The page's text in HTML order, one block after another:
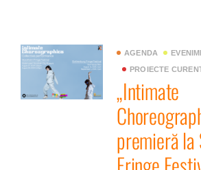
AGENDA
PROIECTE
„Intimate
premieră